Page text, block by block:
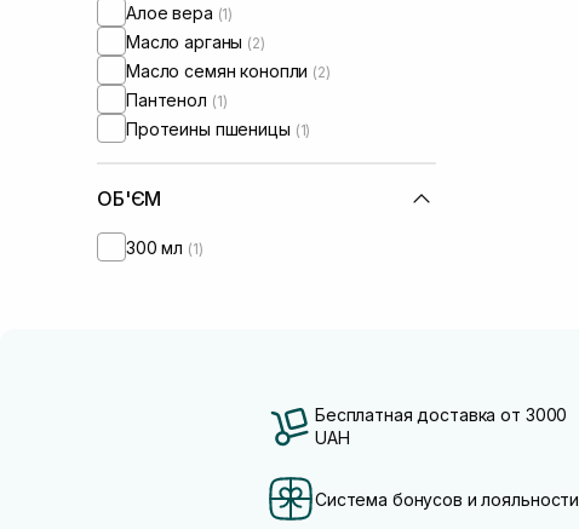
Алое вера (1)
Масло арганы (2)
Масло семян конопли (2)
Пантенол (1)
Протеины пшеницы (1)
ОБ'ЄМ
300 мл (1)
Бесплатная доставка от 3000
UAH
Система бонусов и лояльности